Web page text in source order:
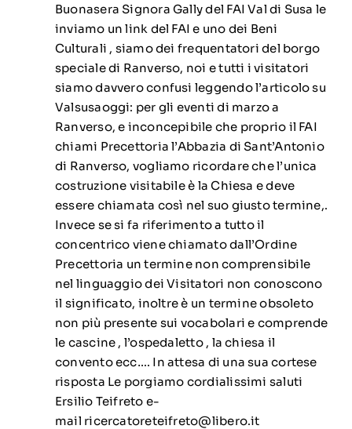
Buonasera Signora Gally del FAI Val di Susa le
inviamo un link del FAI e uno dei Beni
Culturali , siamo dei frequentatori del borgo
speciale di Ranverso, noi e tutti i visitatori
siamo davvero confusi leggendo l’articolo su
Valsusaoggi: per gli eventi di marzo a
Ranverso, e inconcepibile che proprio il FAI
chiami Precettoria l’Abbazia di Sant’Antonio
di Ranverso, vogliamo ricordare che l’unica
costruzione visitabile è la Chiesa e deve
essere chiamata così nel suo giusto termine,.
Invece se si fa riferimento a tutto il
concentrico viene chiamato dall’Ordine
Precettoria un termine non comprensibile
nel linguaggio dei Visitatori non conoscono
il significato, inoltre è un termine obsoleto
non più presente sui vocabolari e comprende
le cascine , l’ospedaletto , la chiesa il
convento ecc…. In attesa di una sua cortese
risposta Le porgiamo cordialissimi saluti
Ersilio Teifreto e-
mail ricercatoreteifreto@libero.it